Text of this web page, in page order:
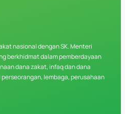
nasional dengan SK. Menteri
berkhidmat dalam pemberdayaan
dana zakat, infaq dan dana
lembaga, perusahaan